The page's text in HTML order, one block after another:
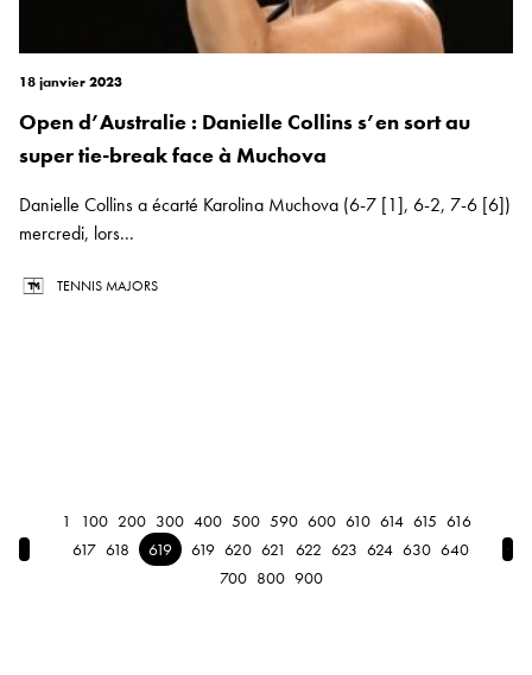
18 janvier 2023
Open d’Australie : Danielle Collins s’en sort au
super tie-break face à Muchova
Danielle Collins a écarté Karolina Muchova (6-7 [1], 6-2, 7-6 [6])
mercredi, lors...
TENNIS MAJORS
← Previous
1 100 200 300 400 500 590 600 610 614 615 616
617 618 619 619 620 621 622 623 624 630 640
700 800 900